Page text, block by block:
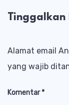
Alamat email
yang wajib
Komentar*